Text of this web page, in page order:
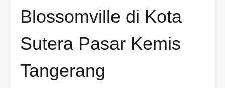
Blossomville di Kota
Sutera Pasar Kemis
Tangerang